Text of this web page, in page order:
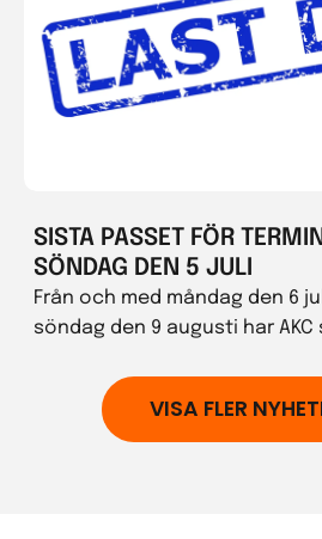
SISTA PASSET FÖR
SÖNDAG DEN 5 JULI
Från och med måndag den 6
söndag den 9 augusti har
VISA FLER